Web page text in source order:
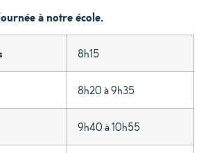
à notre école.
8h15
8h20 à 9h35
9h40 à 10h55